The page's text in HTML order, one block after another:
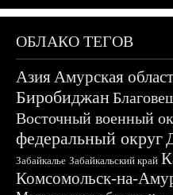
ОБЛАКО ТЕГОВ
АзияАмурская
Биробиджан
Восточный военный
федеральный округ
Забайкалье Забайкальский край
Комсомольск-на-